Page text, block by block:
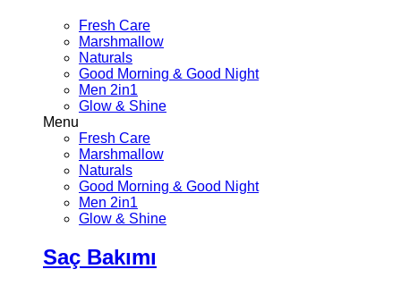
Fresh Care
Marshmallow
Naturals
Good Morning & Good Night
Men 2in1
Glow & Shine
Menu
Fresh Care
Marshmallow
Naturals
Good Morning & Good Night
Men 2in1
Glow & Shine
Saç Bakımı